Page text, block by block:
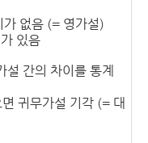
없음 (= 영가설)
있음
설 간의 차이를 통계
귀무가설 기각 (= 대